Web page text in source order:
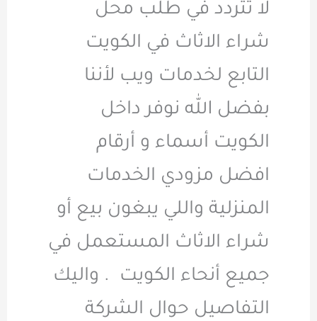
لا تتردد في طلب محل
شراء الاثاث في الكويت
التابع لخدمات ويب لأننا
بفضل الله نوفر داخل
الكويت أسماء و أرقام
افضل مزودي الخدمات
المنزلية واللي يبغون بيع أو
شراء الاثاث المستعمل في
جميع أنحاء الكويت . واليك
التفاصيل حوال الشركة